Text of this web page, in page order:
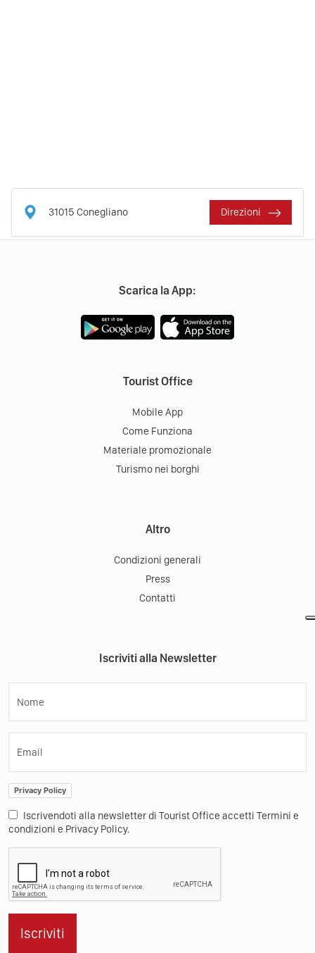
31015 Conegliano Direzioni
Scarica la App:
Tourist Office
Mobile App
Come Funziona
Materiale promozionale
Turismo nei borghi
Altro
Condizioni generali
Press
Contatti
Iscriviti alla Newsletter
Nome
Email
Privacy Policy
Iscrivendoti alla newsletter di Tourist Office accetti Termini e
condizioni e Privacy Policy.
Iscriviti